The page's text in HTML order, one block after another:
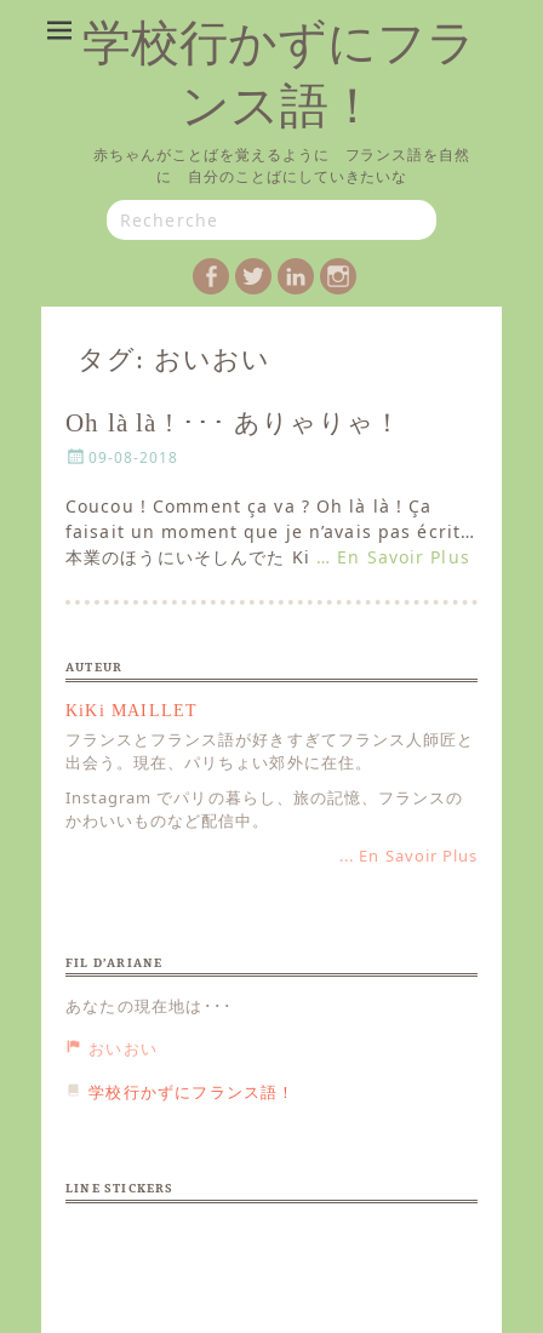
学校行かずにフラ
ンス語！
赤ちゃんがことばを覚えるように フランス語を自然
に 自分のことばにしていきたいな
Search
for:
Facebook
TwitterLinkedIn
Instagram
タグ: おいおい
Oh là là ! ･･･ ありゃりゃ！
P
s
t
e
d
n
09-08-2018
Coucou ! Comment ça va ? Oh là là ! Ça
faisait un moment que je n’avais pas écrit…
本業のほうにいそしんでた Ki … En Savoir Plus
AUTEUR
KiKi MAILLET
フランスとフランス語が好きすぎてフランス人師匠と
出会う。現在、パリちょい郊外に在住。
Instagram でパリの暮らし、旅の記憶、フランスの
かわいいものなど配信中。
... En Savoir Plus
FIL D’ARIANE
あなたの現在地は･･･
おいおい
学校行かずにフランス語！
LINE STICKERS